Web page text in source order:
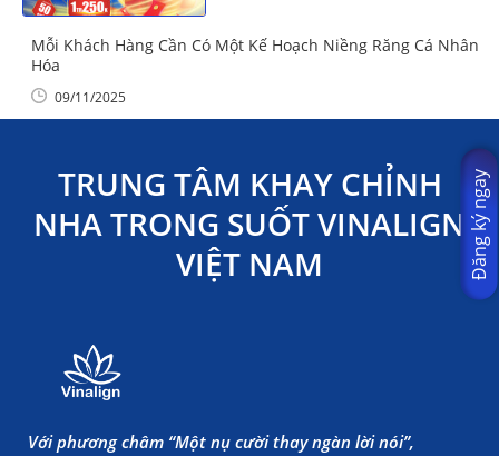
Mỗi Khách Hàng Cần Có Một Kế Hoạch Niềng Răng Cá Nhân
Hóa
09/11/2025
TRUNG TÂM KHAY CHỈNH
NHA TRONG SUỐT VINALIGN
VIỆT NAM
Với phương châm “Một nụ cười thay ngàn lời nói”,
Đăng ký ngay